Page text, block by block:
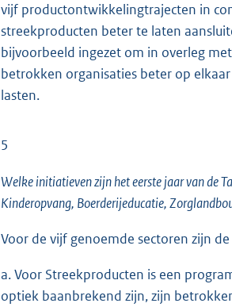
vijf productontwikkelingtrajecten in
streekproducten beter te laten
bijvoorbeeld ingezet om in overleg
betrokken organisaties beter op
lasten.
5
Welke initiatieven zijn het eerste jaar van de
Kinderopvang, Boerderijeducatie,
Voor de vijf genoemde sectoren zijn
a. Voor Streekproducten is een
optiek baanbrekend zijn, zijn